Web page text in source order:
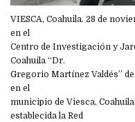
VIESCA, Coahuila. 28 de
en el
Centro de Investigación y
Coahuila “Dr.
Gregorio Martínez Valdés”
en el
municipio de Viesca,
establecida la Red